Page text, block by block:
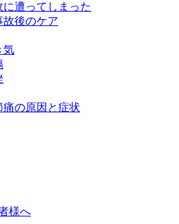
遭ってしまった
故後のケア
気
の原因と症状